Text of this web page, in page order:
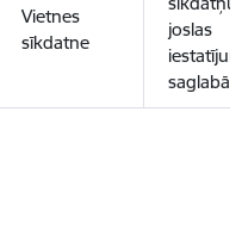
Vietnes
sīkdatne
joslas